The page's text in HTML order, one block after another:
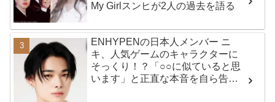
My Girlスンヒが2人の過去を語る
ENHYPENの日本人メンバー ニ
キ、人気ゲームのキャラクターに
そっくり！？「○○に似ていると思
います」と正直な本音を自ら告